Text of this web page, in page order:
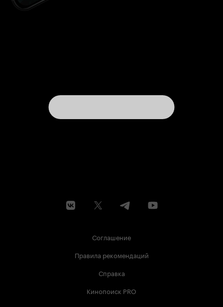
Соглашение
Правила рекомендаций
Справка
Кинопоиск PRO